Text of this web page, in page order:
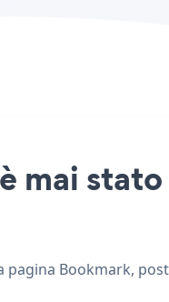
mai
pagina Bookmark,